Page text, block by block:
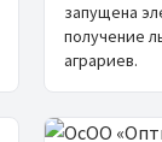
запущена
получение
аграриев.